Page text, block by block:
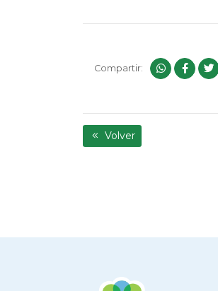
Compartir:
Volver